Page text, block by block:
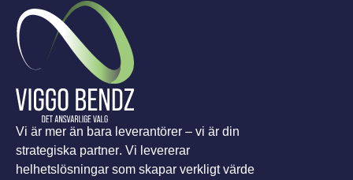
Vi är mer än bara leverantörer – vi är din
strategiska partner. Vi levererar
helhetslösningar som skapar verkligt värde